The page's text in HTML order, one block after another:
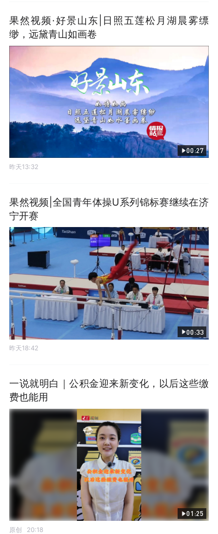
果然视频·好景山东|日照五莲松月湖晨雾缥
缈，远黛青山如画卷
00:27
昨天13:32
果然视频|全国青年体操U系列锦标赛继续在济
宁开赛
00:33
昨天18:42
一说就明白｜公积金迎来新变化，以后这些缴
费也能用
01:25
原创 20:18